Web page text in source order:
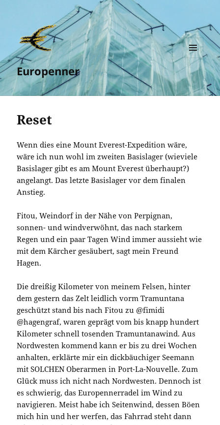
Europenner
MENÜ
UND
WIDGETS
Reset
Wenn dies eine Mount Everest-Expedition wäre,
wäre ich nun wohl im zweiten Basislager (wieviele
Basislager gibt es am Mount Everest überhaupt?)
angelangt. Das letzte Basislager vor dem finalen
Anstieg.
Fitou, Weindorf in der Nähe von Perpignan,
sonnen- und windverwöhnt, das nach starkem
Regen und ein paar Tagen Wind immer aussieht wie
mit dem Kärcher gesäubert, sagt mein Freund
Hagen.
Die dreißig Kilometer von meinem Felsen, hinter
dem gestern das Zelt leidlich vorm Tramuntana
geschützt stand bis nach Fitou zu @fimidi
@hagengraf, waren geprägt vom bis knapp hundert
Kilometer schnell tosenden Tramuntanawind. Aus
Nordwesten kommend kann er bis zu drei Wochen
anhalten, erklärte mir ein dickbäuchiger Seemann
mit SOLCHEN Oberarmen in Port-La-Nouvelle. Zum
Glück muss ich nicht nach Nordwesten. Dennoch ist
es schwierig, das Europennerradel im Wind zu
navigieren. Meist habe ich Seitenwind, dessen Böen
mich hin und her werfen, das Fahrrad steht dann